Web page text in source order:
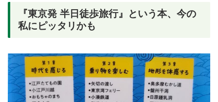
『東京発 半日徒歩旅行』という本、今の
私にピッタリかも